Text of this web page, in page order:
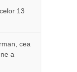
13
cea
a